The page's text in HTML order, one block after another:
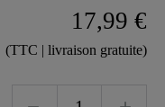
17,99 €
(TTC | livraison gratuite)